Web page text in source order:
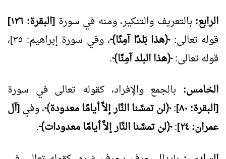
الرابع: بالتعريف والتنكير، ومنه في سورة [البقرة: ١٢٦]
قوله تعالى:﴿هذا بَلدًا آمِنًا﴾
، وفي سورة إبراهيم: ٣٥]،
قوله تعالى:﴿هذا البلد آمِنًا﴾.
الخامس: بالجمع والإفراد، كقوله تعالى في سورة
[البقرة: ٨٠]
:﴿لن تمسَّنا النَّار إلاَّ أيامًا معدودة﴾، وفي[آل
عمران: ٢٤]
:﴿لن تمسَّنا النَّار إلاَّ أيامًا معدودات﴾.